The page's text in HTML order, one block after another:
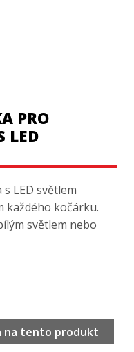
PRO
LED
LED světlem
každého kočárku.
světlem nebo
na tento produkt